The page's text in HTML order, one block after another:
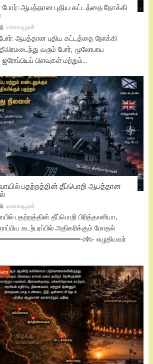
ஆபத்தான புதிய கட்டத்தை நோக்கி
மாவையூரன்
ஆபத்தான புதிய கட்டத்தை நோக்கி
வரும் போர், மூலோபாய
பிளவுகள் மற்றும்...
பதற்றத்தின் தீப்பொறி ஆபத்தான
மாவையூரன்
பதற்றத்தின் தீப்பொறி பிரித்தானியா,
கடற்பரப்பில் அதிகரிக்கும் மோதல்
எழுதியவர்